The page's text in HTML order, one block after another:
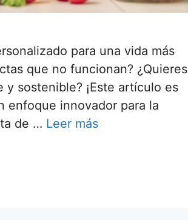
para una vida más
que no funcionan? ¿Quieres
sostenible? ¡Este artículo es
enfoque innovador para la
de … Leer más